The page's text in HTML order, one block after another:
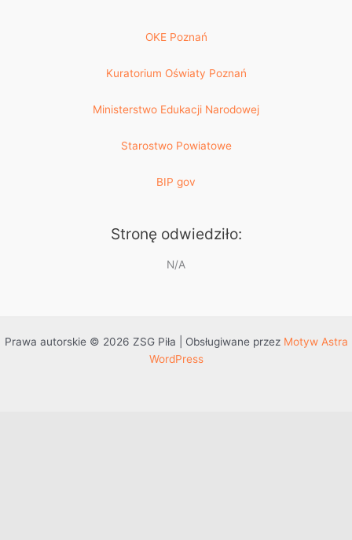
OKE Poznań
Kuratorium Oświaty Poznań
Ministerstwo Edukacji Narodowej
Starostwo Powiatowe
BIP gov
Stronę odwiedziło:
N/A
Prawa autorskie © 2026 ZSG Piła | Obsługiwane przez Motyw Astra
WordPress